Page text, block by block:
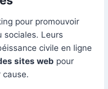
pour promouvoir
sociales. Leurs
civile en ligne
sites web pour
cause.